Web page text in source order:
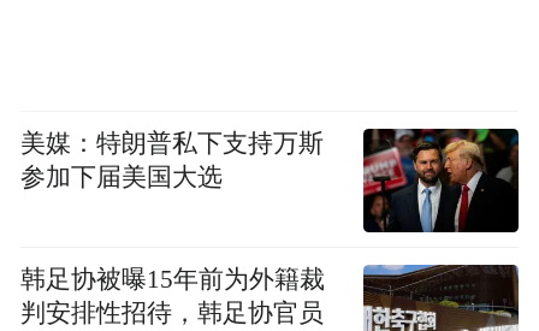
美媒：特朗普私下支持万斯
参加下届美国大选
韩足协被曝15年前为外籍裁
判安排性招待，韩足协官员